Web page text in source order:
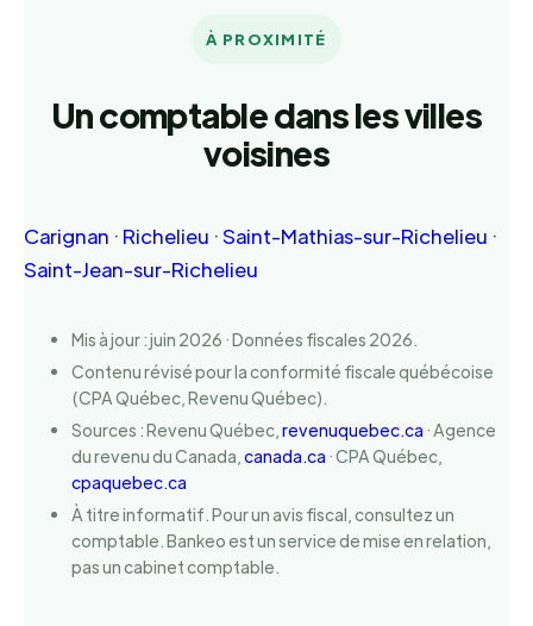
À PROXIMITÉ
Un comptable dans les villes
voisines
Carignan · Richelieu ·Saint-Mathias-sur-Richelieu ·
Saint-Jean-sur-Richelieu
Mis à jour : juin 2026 · Données fiscales 2026.
Contenu révisé pour la conformité fiscale québécoise
(CPA Québec, Revenu Québec).
Sources : Revenu Québec, revenuquebec.ca · Agence
du revenu du Canada, canada.ca · CPA Québec,
cpaquebec.ca
À titre informatif. Pour un avis fiscal, consultez un
comptable. Bankeo est un service de mise en relation,
pas un cabinet comptable.